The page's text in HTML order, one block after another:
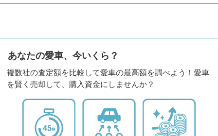
あなたの愛車、今いくら？
複数社の査定額を比較して愛車の最高額を調べよう！愛車
を賢く売却して、購入資金にしませんか？